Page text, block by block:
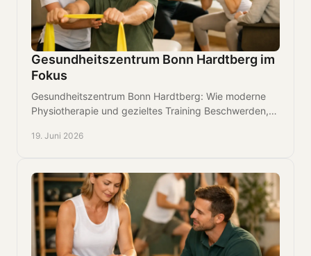
Gesundheitszentrum Bonn Hardtberg im
Fokus
Gesundheitszentrum Bonn Hardtberg: Wie moderne
Physiotherapie und gezieltes Training Beschwerden,
19. Juni 2026